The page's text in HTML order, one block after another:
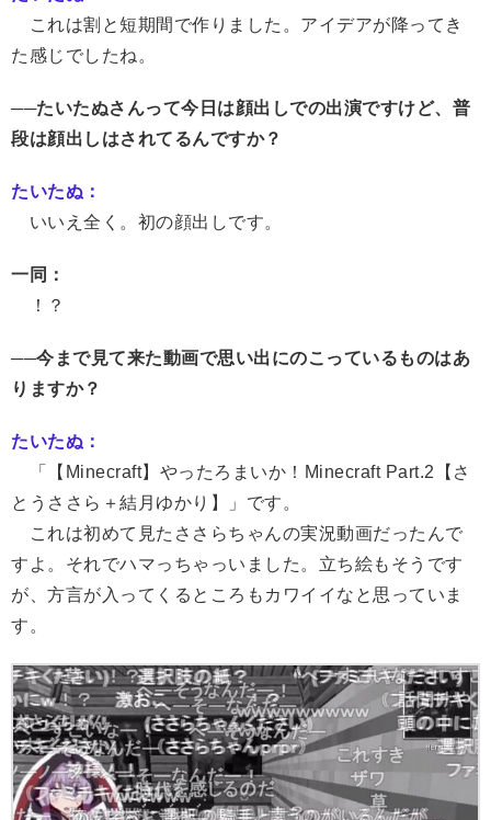
これは割と短期間で作りました。アイデアが降ってき
た感じでしたね。
──たいたぬさんって今日は顔出しでの出演ですけど、普
段は顔出しはされてるんですか？
たいたぬ：
いいえ全く。初の顔出しです。
一同：
！？
──今まで見て来た動画で思い出にのこっているものはあ
りますか？
たいたぬ：
「【Minecraft】やったろまいか！Minecraft Part.2【さ
とうささら＋結月ゆかり】」です。
これは初めて見たささらちゃんの実況動画だったんで
すよ。それでハマっちゃっいました。立ち絵もそうです
が、方言が入ってくるところもカワイイなと思っていま
す。